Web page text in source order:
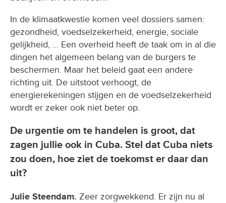
In de klimaatkwestie komen veel dossiers samen:
gezondheid, voedselzekerheid, energie, sociale
gelijkheid, … Een overheid heeft de taak om in al die
dingen het algemeen belang van de burgers te
beschermen. Maar het beleid gaat een andere
richting uit. De uitstoot verhoogt, de
energierekeningen stijgen en de voedselzekerheid
wordt er zeker ook niet beter op.
De urgentie om te handelen is groot, dat
zagen jullie ook in Cuba. Stel dat Cuba niets
zou doen, hoe ziet de toekomst er daar dan
uit?
Julie Steendam. Zeer zorgwekkend. Er zijn nu al